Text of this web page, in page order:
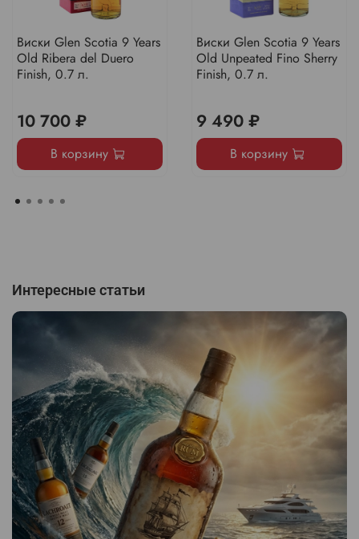
Виски Glen Scotia 9 Years
Old Ribera del Duero
Finish, 0.7 л.
10 700 ₽
В корзину
Виски Glen Scotia 9 Years
Old Unpeated Fino Sherry
Finish, 0.7 л.
9 490 ₽
В корзину
Интересные статьи